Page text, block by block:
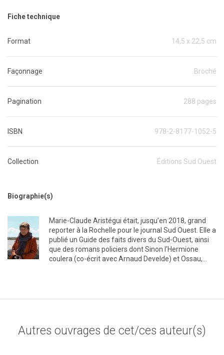
Fiche technique
Format 14,5 x 22,5 cm
Façonnage Broché
Pagination 288 pages
ISBN 978-2-8177-1052-5
Collection Éditions Sud Ouest
Biographie(s)
Marie-Claude Aristégui était, jusqu’en 2018, grand
reporter à la Rochelle pour le journal Sud Ouest. Elle a
publié un Guide des faits divers du Sud-Ouest, ainsi
que des romans policiers dont Sinon l’Hermione
coulera (co-écrit avec Arnaud Develde) et Ossau,…
Autres ouvrages de cet/ces auteur(s)